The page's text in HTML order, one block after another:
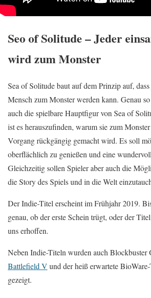
Seo of Solitude – Jeder
wird zum Monster
Sea of Solitude baut auf dem Prinzip auf,
Mensch zum Monster werden kann. Genau
auch die spielbare Hauptfigur von Sea of
ist es herauszufinden, warum sie zum
Vorgang rückgängig gemacht wird. Es soll
oberflächlich zu genießen und eine
Gleichzeitig sollen Spieler aber auch die
die Story des Spiels und in die Welt
Der Indie-Titel erscheint im Frühjahr 2019.
genau, ob der erste Schein trügt, oder der
uns erhoffen.
Neben Indie-Titeln wurden auch Blockbuster
Battlefield V und der heiß erwartete
gezeigt.